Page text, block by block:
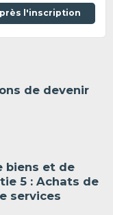
l'inscription
de devenir
biens et de
5 : Achats de
services